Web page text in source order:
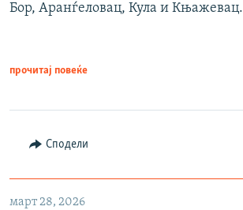
Бор, Аранѓеловац, Кула и Књажевац.
прочитај повеќе
Сподели
март 28, 2026